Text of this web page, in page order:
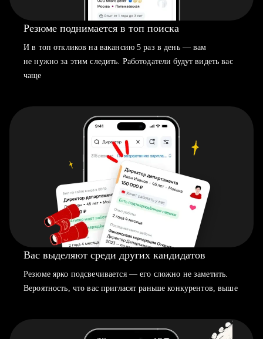
Резюме поднимается в топ поиска
И в топ откликов на вакансию 5 раз в день — вам
не нужно за этим следить. Работодатели будут видеть вас
чаще
Вас выделяют среди других кандидатов
Резюме ярко подсвечивается — его сложно не заметить.
Вероятность, что вас пригласят раньше конкурентов, выше